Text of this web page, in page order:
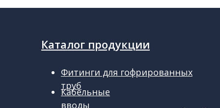
Каталог продукции
Кабельные
вводы
Фитинги для гофрированных
труб